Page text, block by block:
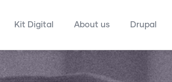
Kit Digital About us Drupal